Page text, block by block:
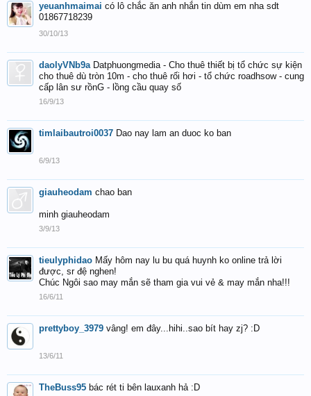
yeuanhmaimai có lô chắc ăn anh nhắn tin dùm em nha sdt
01867718239
30/10/13
daolyVNb9a Datphuongmedia - Cho thuê thiết bị tổ chức sự kiện
cho thuê dù tròn 10m - cho thuê rối hơi - tổ chức roadhsow - cung
cấp lân sư rồnG - lồng cầu quay số
16/9/13
timlaibautroi0037 Dao nay lam an duoc ko ban
6/9/13
giauheodam chao ban
minh giauheodam
3/9/13
tieulyphidao Mấy hôm nay lu bu quá huynh ko online trả lời
được, sr đệ nghen!
Chúc Ngôi sao may mắn sẽ tham gia vui vẻ & may mắn nha!!!
16/6/11
prettyboy_3979 vâng! em đây...hihi..sao bít hay zj? :D
13/6/11
TheBuss95 bác rét ti bên lauxanh hả :D